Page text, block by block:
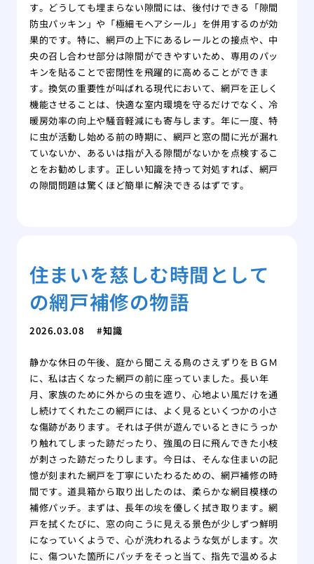
す。どうしても埋まらない隙間には、後付けできる「隙間
防虫パッキン」や「極細モヘアシール」を併用するのが効
果的です。特に、網戸の上下にあるレールとの接点や、中
央の召し合わせ部分は隙間ができやすいため、専用のパッ
キンを貼ることで密閉性を飛躍的に高めることができま
す。換気の重要性が叫ばれる現代において、網戸を正しく
機能させることは、快適な室内環境を守るだけでなく、冷
暖房効率の向上や騒音軽減にも寄与します。年に一度、特
に虫が活動し始める前の時期に、網戸と窓の間に光が漏れ
ていないか、あるいは指が入る隙間がないかを点検するこ
とをお勧めします。正しい知識を持って対処すれば、網戸
の隙間問題は驚くほど簡単に解決できるはずです。
住まいを慈しむ時間として
の網戸補修の物語
2026.03.08 知識
静かな休日の午後、庭から聞こえる鳥のさえずりをＢＧＭ
に、私は古くなった網戸の前に座っていました。長い年
月、家族のために外からの虫を遮り、心地よい風だけを通
し続けてくれたこの網戸には、よく見るといくつかの小さ
な傷跡があります。それは子供が遊んでいるときにうっか
り触れてしまった跡だったり、強風の日に飛んできた小枝
が刺さった跡だったりします。今日は、そんな住まいの記
憶が刻まれた網戸を丁寧にいたわるための、網戸補修の時
間です。道具箱から取り出したのは、柔らかな網目模様の
補修パッチ。まずは、長年の埃を優しく拭き取ります。網
戸を拭くたびに、窓の向こうに見える景色が少しずつ鮮明
になっていくようで、心が洗われるような気がします。次
に、傷ついた箇所にパッチをそっと当て、指先で温めるよ